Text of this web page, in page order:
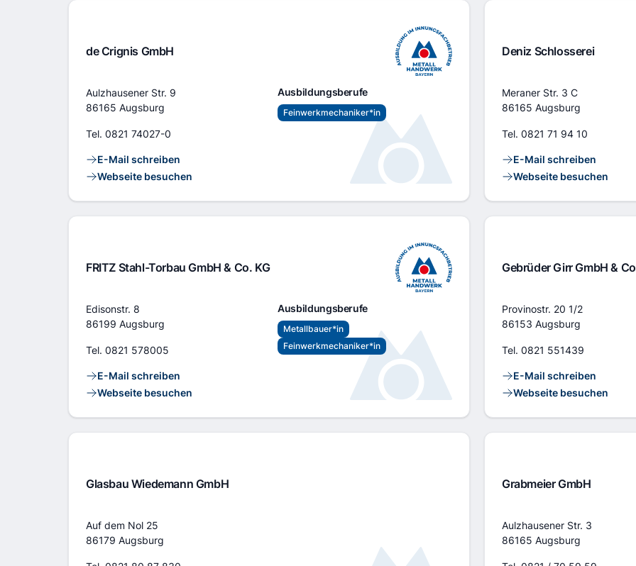
de Crignis GmbH
Adresse
Aulzhausener Str. 9
86165 Augsburg
Tel. 0821 74027-0
Kontaktlinks
E-Mail schreiben
Webseite besuchen
Ausbildungsberufe
Feinwerkmechaniker*in
Deniz Schlosserei
Adresse
Meraner Str. 3 C
86165 Augsburg
Tel. 0821 71 94 10
Kontaktlinks
E-Mail schreiben
Webseite besuchen
FRITZ Stahl-Torbau GmbH & Co. KG
Adresse
Edisonstr. 8
86199 Augsburg
Tel. 0821 578005
Kontaktlinks
E-Mail schreiben
Webseite besuchen
Ausbildungsberufe
Metallbauer*in
Feinwerkmechaniker*in
Gebrüder Girr GmbH &
Adresse
Provinostr. 20 1/2
86153 Augsburg
Tel. 0821 551439
Kontaktlinks
E-Mail schreiben
Webseite besuchen
Glasbau Wiedemann GmbH
Adresse
Auf dem Nol 25
86179 Augsburg
Grabmeier GmbH
Adresse
Aulzhausener Str. 3
86165 Augsburg